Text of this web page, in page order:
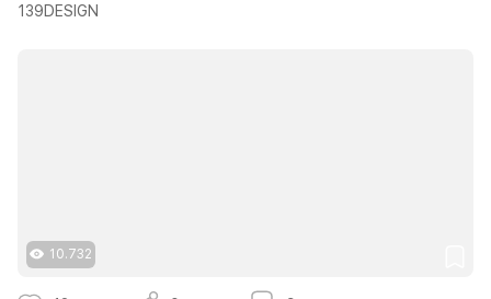
139DESIGN
10.732